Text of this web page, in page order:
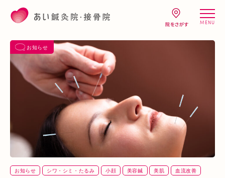
MENU
お知らせ
お知らせ シワ・シミ・たるみ 小顔 美容鍼 美肌 血流改善